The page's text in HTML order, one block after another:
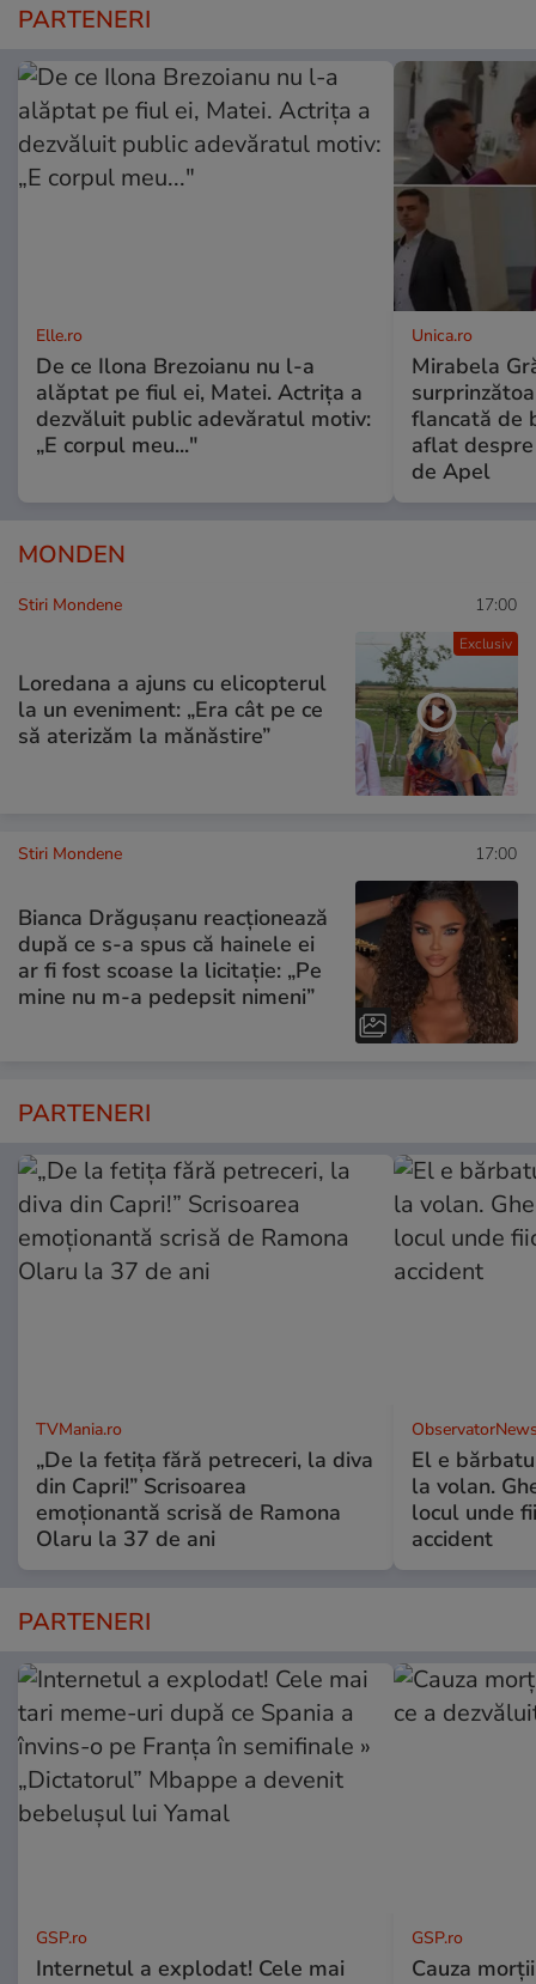
PARTENERI
Elle.ro
De ce Ilona Brezoianu nu l-a
alăptat pe fiul ei, Matei. Actrița a
dezvăluit public adevăratul motiv:
„E corpul meu..."
Unica.ro
Mirabela
flancată de
aflat
de Apel
MONDEN
Exclusiv
Stiri Mondene 17:00
Loredana a ajuns cu elicopterul
la un eveniment: „Era cât pe ce
să aterizăm la mănăstire”
Stiri Mondene 17:00
Bianca Drăgușanu reacționează
după ce s-a spus că hainele ei
ar fi fost scoase la licitație: „Pe
mine nu m-a pedepsit nimeni”
PARTENERI
TVMania.ro
„De la fetița fără petreceri, la diva
din Capri!” Scrisoarea
emoționantă scrisă de Ramona
Olaru la 37 de ani
El e
la volan.
locul unde
accident
PARTENERI
GSP.ro
Internetul a explodat! Cele mai
GSP.ro
Cauza